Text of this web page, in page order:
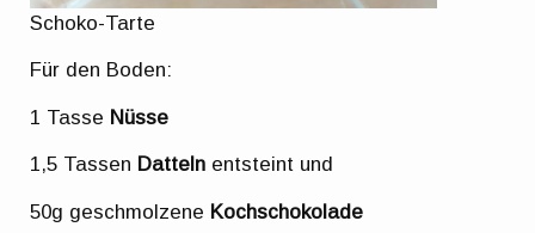
Schoko-Tarte
Für den Boden:
1 Tasse Nüsse
1,5 Tassen Datteln entsteint und
50g geschmolzene Kochschokolade